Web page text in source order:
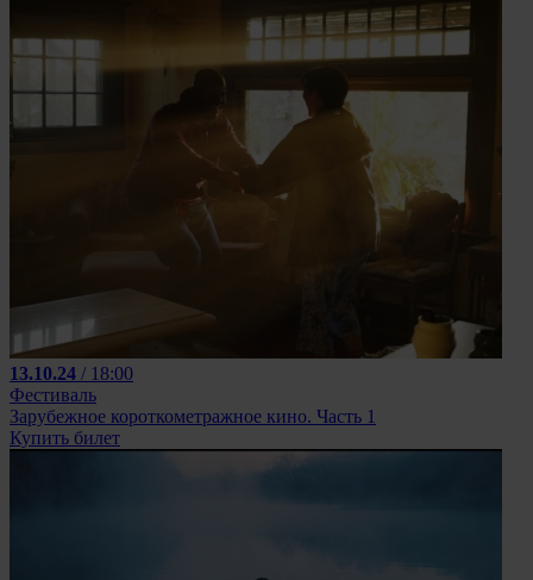
13.10.24 / 18:00
Фестиваль
Зарубежное короткометражное кино. Часть 1
Купить билет